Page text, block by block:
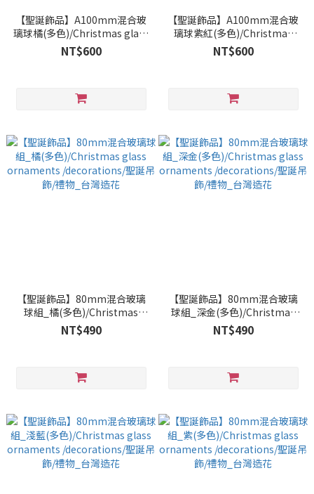
【聖誕飾品】A100mm混合玻
璃球橘(多色)/Christmas glass
ornaments /decorations/聖
誕吊飾/禮物_台灣造花
NT$600
【聖誕飾品】A100mm混合玻
璃球紫紅(多色)/Christmas
glass ornaments
/decorations/聖誕吊飾/禮物_
NT$600
【聖誕飾品】80mm混合玻璃
球組_橘(多色)/Christmas
glass ornaments
/decorations/聖誕吊飾/禮物_
NT$490
【聖誕飾品】80mm混合玻璃
球組_深金(多色)/Christmas
glass ornaments
/decorations/聖誕吊飾/禮物_
NT$490